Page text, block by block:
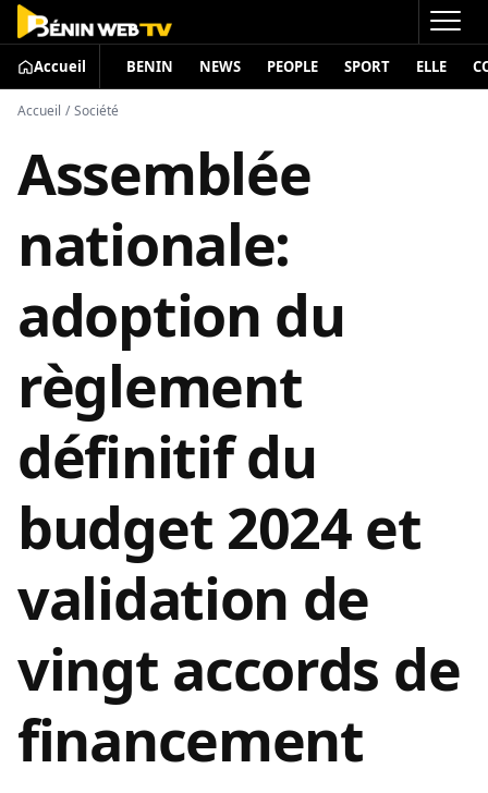
Accueil BENIN NEWS PEOPLE SPORT ELLE
Accueil / Société
Assemblée
nationale:
adoption du
règlement
définitif du
budget 2024 et
validation de
vingt accords de
financement